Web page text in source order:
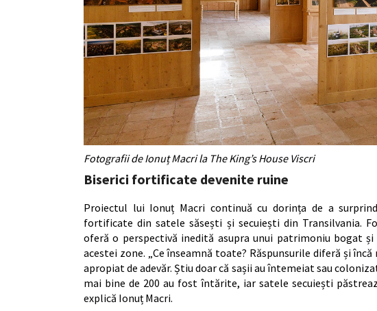
Fotografii de Ionuț Macri la The King’s House Viscri
Biserici fortificate devenite ruine
Proiectul lui Ionuț Macri continuă cu dorința de a
fortificate din satele săsești și secuiești din Transilvania.
oferă o perspectivă inedită asupra unui patrimoniu bogat
acestei zone. „Ce înseamnă toate? Răspunsurile diferă și
apropiat de adevăr. Știu doar că sașii au întemeiat sau
mai bine de 200 au fost întărite, iar satele secuiești
explică Ionuț Macri.